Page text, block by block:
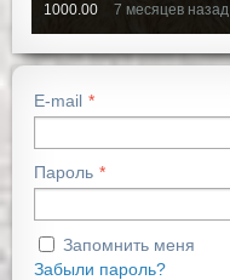
1000.00 7 месяцев назад
E-mail
Пароль
Запомнить меня
Забыли пароль?